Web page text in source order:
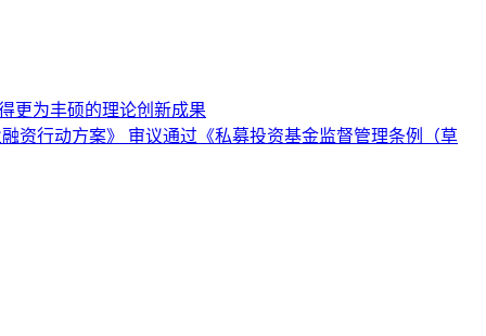
更为丰硕的理论创新成果
资行动方案》 审议通过《私募投资基金监督管理条例（草